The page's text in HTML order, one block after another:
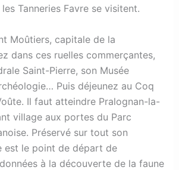
Tanneries Favre se visitent.
Moûtiers, capitale de la
dans ces ruelles commerçantes,
Saint-Pierre, son Musée
Puis déjeunez au Coq
Il faut atteindre Pralognan-la-
village aux portes du Parc
Préservé sur tout son
est le point de départ de
à la découverte de la faune